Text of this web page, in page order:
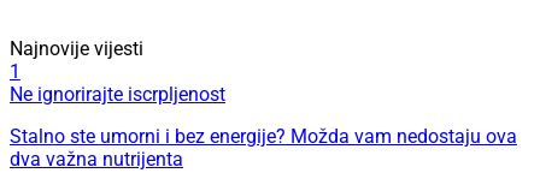
Najnovije vijesti
1
Ne ignorirajte iscrpljenost
Stalno ste umorni i bez energije? Možda vam nedostaju ova
dva važna nutrijenta